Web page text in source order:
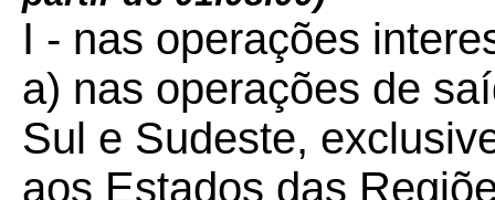
I - nas operações
a) nas operações de
Sul e Sudeste,
aos Estados das